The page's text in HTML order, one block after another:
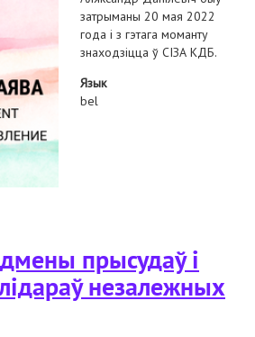
затрыманы 20 мая 2022
года і з гэтага моманту
знаходзіцца ў СІЗА КДБ.
Язык
bel
з крымінальным пераследам адваката
прысудаў і
незалежных